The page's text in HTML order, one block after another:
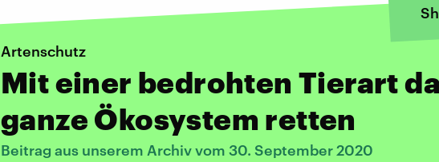
Artenschutz
Mit einer bedrohten Tierart
ganze Ökosystem retten
Beitrag aus unserem Archiv vom 30. September 2020